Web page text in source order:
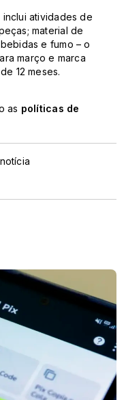
atividades de
material de
e fumo – o
março e marca
12 meses.
as políticas de